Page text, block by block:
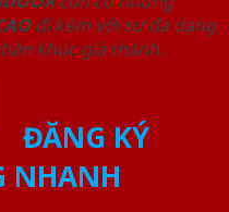
đi kèm với sự đa dạng
khúc giá thành.
ĐĂNG KÝ
NHANH